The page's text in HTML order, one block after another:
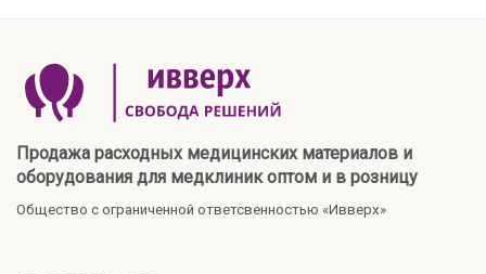
Продажа расходных медицинских материалов и
оборудования для медклиник оптом и в розницу
Общество с ограниченной ответсвенностью «Ивверх»